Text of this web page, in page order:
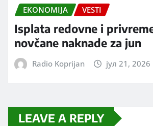
EKONOMIJA VESTI
Isplata redovne i
novčane naknade za jun
Radio Koprijan јул 21, 2026
LEAVE A REPLY